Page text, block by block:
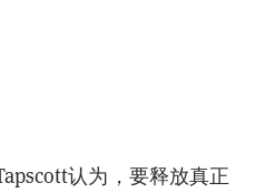
认为，要释放真正